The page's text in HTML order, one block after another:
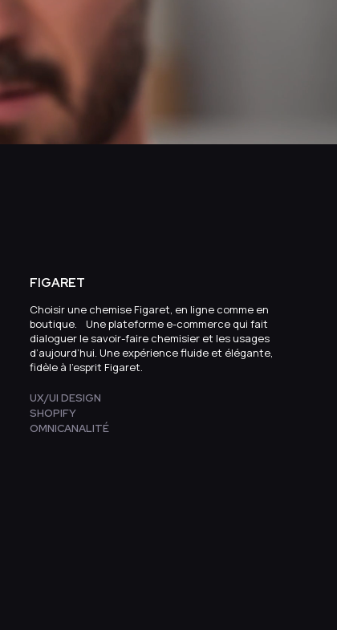
FIGARET
Choisir une chemise Figaret, en ligne comme en
boutique. Une plateforme e-commerce qui fait
dialoguer le savoir-faire chemisier et les usages
d’aujourd’hui. Une expérience fluide et élégante,
fidèle à l’esprit Figaret.
UX/UI DESIGN
SHOPIFY
OMNICANALITÉ